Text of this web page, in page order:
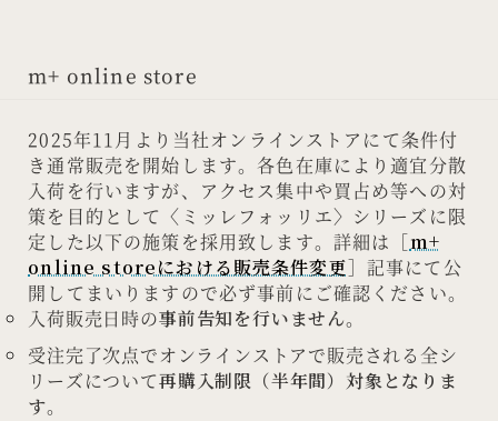
m+ online store
2025年11月より当社オンラインストアにて条件付
き通常販売を開始します。各色在庫により適宜分散
入荷を行いますが、アクセス集中や買占め等への対
策を目的として〈ミッレフォッリエ〉シリーズに限
定した以下の施策を採用致します。詳細は［m+
online storeにおける販売条件変更］記事にて公
開してまいりますので必ず事前にご確認ください。
入荷販売日時の事前告知を行いません。
受注完了次点でオンラインストアで販売される全シ
リーズについて再購入制限（半年間）対象となりま
す。